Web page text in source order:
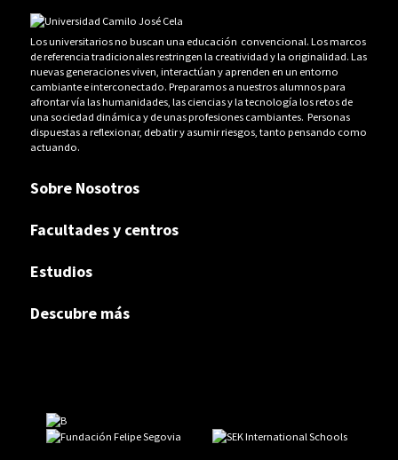
Los universitarios no buscan una educación convencional. Los marcos
de referencia tradicionales restringen la creatividad y la originalidad. Las
nuevas generaciones viven, interactúan y aprenden en un entorno
cambiante e interconectado. Preparamos a nuestros alumnos para
afrontar vía las humanidades, las ciencias y la tecnología los retos de
una sociedad dinámica y de unas profesiones cambiantes. Personas
dispuestas a reflexionar, debatir y asumir riesgos, tanto pensando como
actuando.
Sobre Nosotros
Facultades y centros
Estudios
Descubre más